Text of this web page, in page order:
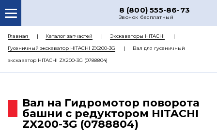
8 (800) 555-86-73
Звонок бесплатный
О НАС
КАТАЛОГ ЗАПЧАСТЕЙ
РЕМОНТ
ЦЕНЫ
КОНТАКТЫ
Главная Каталог запчастей
Экскаваторы HITACHI
Гусеничный экскаватор HITACHI ZX200-3G
Вал для гусеничный
экскаватор HITACHI ZX200-3G (0788804)
Вал на Гидромотор поворота
башни с редуктором HITACHI
ZX200-3G (0788804)